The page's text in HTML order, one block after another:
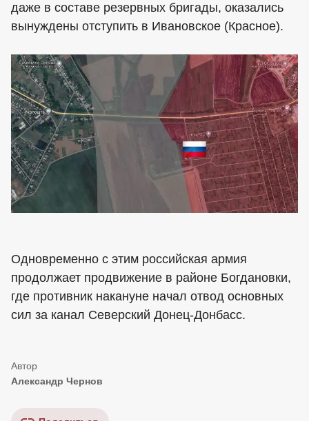
даже в составе резервных бригады, оказались
вынуждены отступить в Ивановское (Красное).
Одновременно с этим российская армия
продолжает продвижение в районе Богдановки,
где противник накануне начал отвод основных
сил за канал Северский Донец-Донбасс.
Александр Чернов